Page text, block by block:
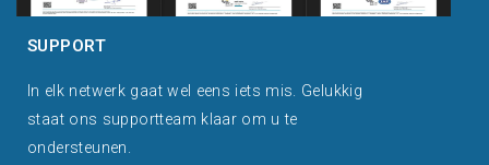
SUPPORT
In elk netwerk gaat wel eens iets mis. Gelukkig
staat ons supportteam klaar om u te
ondersteunen.